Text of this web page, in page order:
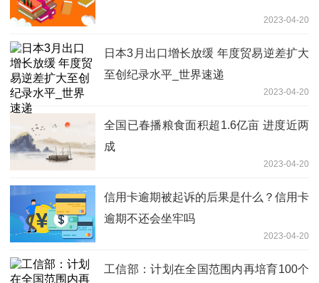
2023-04-20
日本3月出口增长放缓 年度贸易逆差扩大
至创纪录水平_世界速递
2023-04-20
全国已春播粮食面积超1.6亿亩 进度近两
成
2023-04-20
信用卡逾期被起诉的后果是什么？信用卡
逾期不还会坐牢吗
2023-04-20
工信部：计划在全国范围内再培育100个